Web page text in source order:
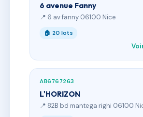
6 avenue Fanny
📍 6 av fanny 06100 Nice
🏠 20 lots
AB6767263
L'HORIZON
📍 82B bd mantega righi 06100